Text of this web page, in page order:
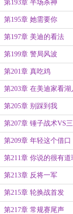
第193章 半场杀神
第195章 她需要你
第197章 美迪的看法
第199章 警局风波
第201章 真吃鸡
第203章 在美迪家看湖
第205章 别踩到我
第207章 锤子战术VS
第209章 年轻这个借口
多久？
第211章 你说的很有道
第213章 反将一军
第215章 轮换战首发
第217章 常规赛尾声